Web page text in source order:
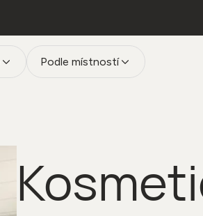
Podle místností